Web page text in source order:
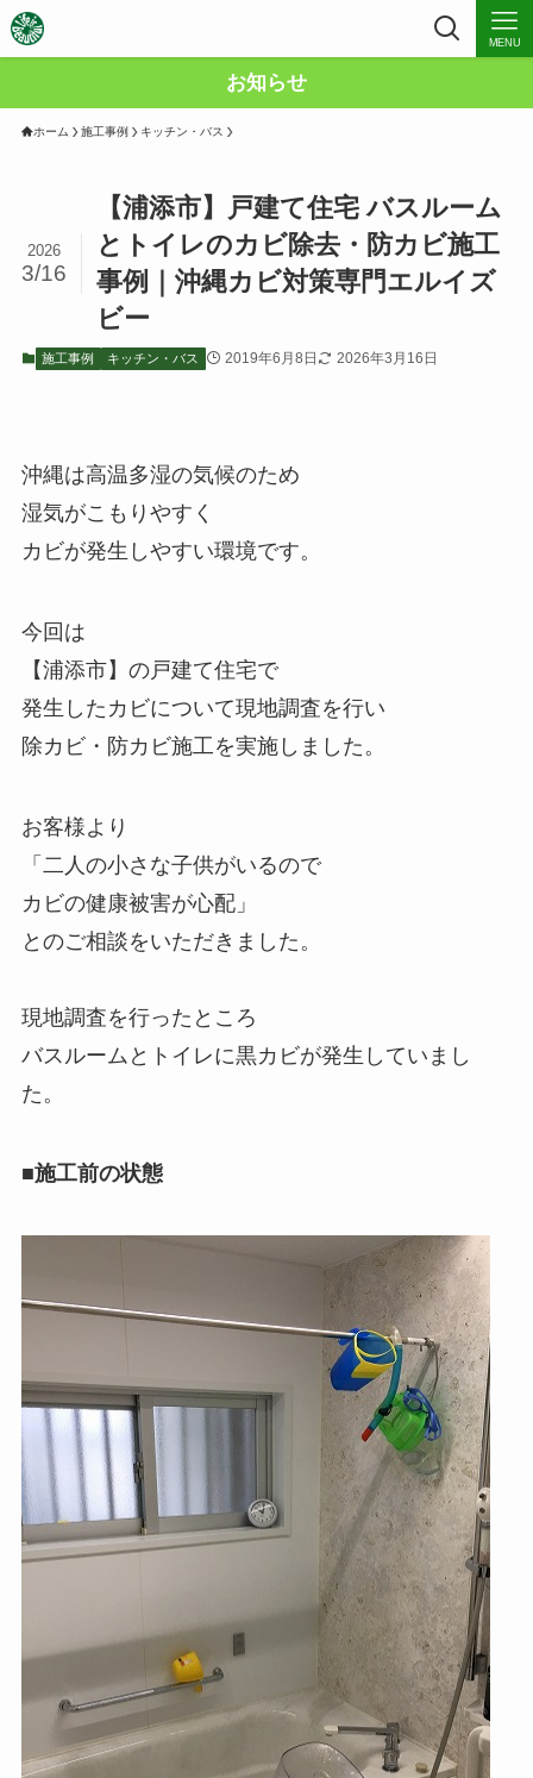
MENU
お知らせ
ホーム 施工事例 キッチン・バス
【浦添市】戸建て住宅 バスルーム
とトイレのカビ除去・防カビ施工
事例｜沖縄カビ対策専門エルイズ
ビー
2026
3/16
施工事例 キッチン・バス 2019年6月8日 2026年3月16日
沖縄は高温多湿の気候のため
湿気がこもりやすく
カビが発生しやすい環境です。
今回は
【浦添市】の戸建て住宅で
発生したカビについて現地調査を行い
除カビ・防カビ施工を実施しました。
お客様より
「二人の小さな子供がいるので
カビの健康被害が心配」
とのご相談をいただきました。
現地調査を行ったところ
バスルームとトイレに黒カビが発生していまし
た。
■施工前の状態